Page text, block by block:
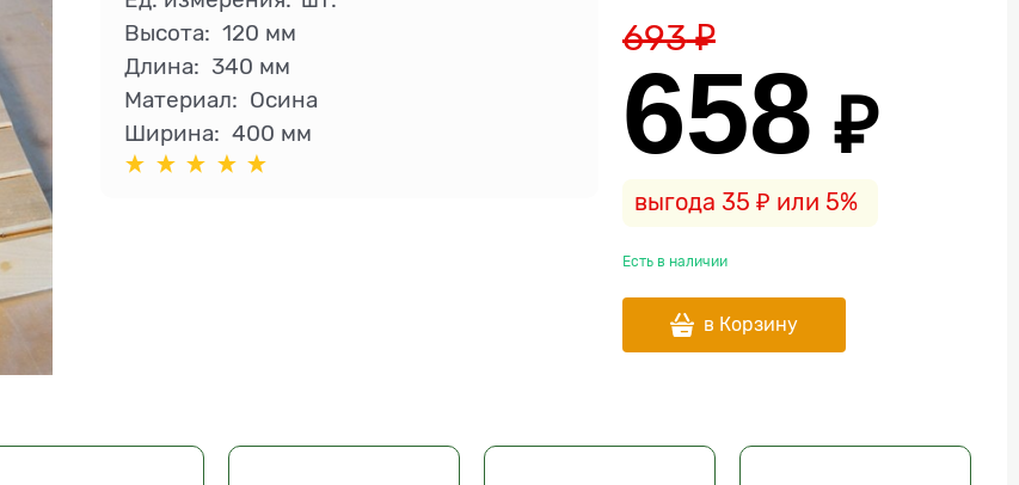
Высота: 120 мм
Длина: 340 мм
Материал: Осина
Ширина: 400 мм
693 ₽
658 ₽
выгода 35 ₽ или 5%
Есть в наличии
в Корзину